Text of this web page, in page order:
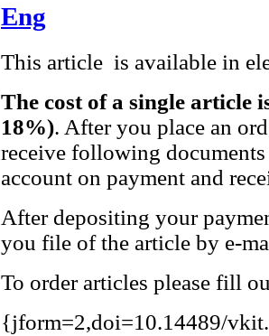
Eng
This article is available in
The cost of a single article
18%). After you place an
receive following
account on payment and
After depositing your
you file of the article by e-
To order articles please fill
{jform=2,doi=10.14489/